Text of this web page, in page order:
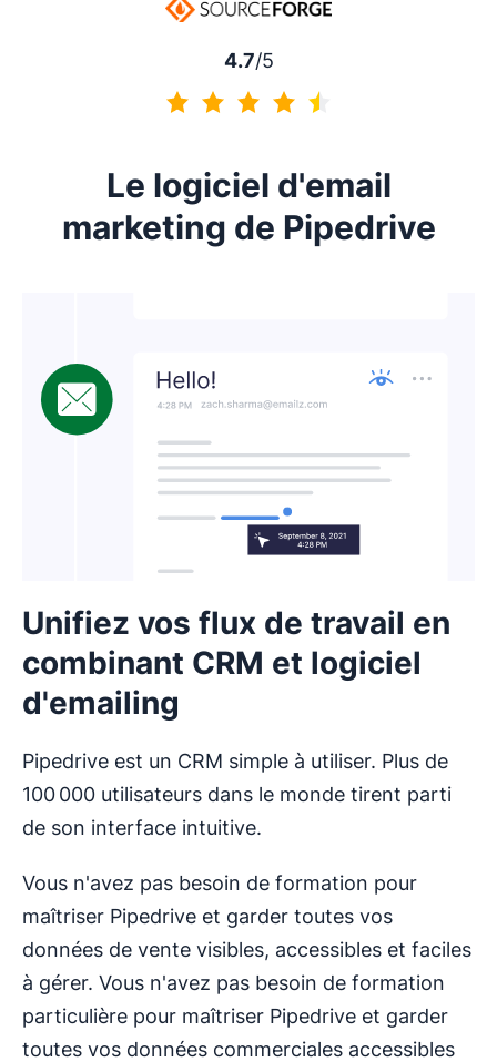
4.7/5
Le logiciel d'email
marketing de Pipedrive
Unifiez vos flux de travail en
combinant CRM et logiciel
d'emailing
Pipedrive est un CRM simple à utiliser. Plus de
100 000 utilisateurs dans le monde tirent parti
de son interface intuitive.
Vous n'avez pas besoin de formation pour
maîtriser Pipedrive et garder toutes vos
données de vente visibles, accessibles et faciles
à gérer. Vous n'avez pas besoin de formation
particulière pour maîtriser Pipedrive et garder
toutes vos données commerciales accessibles